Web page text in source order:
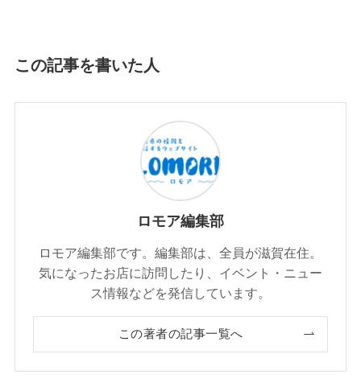
この記事を書いた人
ロモア編集部
ロモア編集部です。編集部は、全員が滋賀在住。
気になったお店に訪問したり、イベント・ニュー
ス情報などを発信しています。
この著者の記事一覧へ